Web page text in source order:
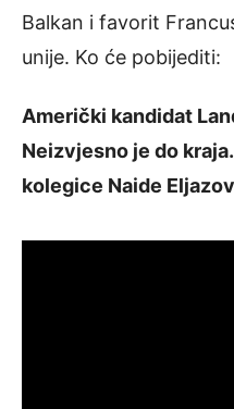
Balkan i favorit
unije. Ko će pobijediti:
Američki kandidat
Neizvjesno je do
kolegice Naide